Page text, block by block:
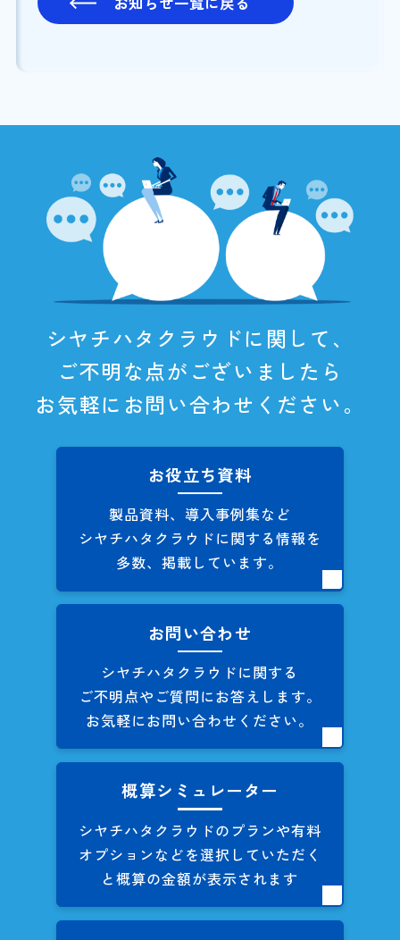
シヤチハタクラウドに関して、
ご不明な点がございましたら
お気軽にお問い合わせください。
お役立ち資料
製品資料、導入事例集など
シヤチハタクラウドに関する情報を
多数、掲載しています。
お問い合わせ
シヤチハタクラウドに関する
ご不明点やご質問にお答えします。
お気軽にお問い合わせください。
概算シミュレーター
シヤチハタクラウドのプランや有料
オプションなどを選択していただく
と概算の金額が表示されます